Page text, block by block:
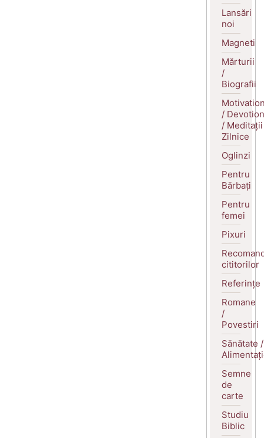
Lansări
noi
Magneti
Mărturii
/
Biografii
/
/ Meditații
Zilnice
Oglinzi
Pentru
Bărbați
Pentru
femei
Pixuri
cititorilor
Referințe
Romane
/
Povestiri
Sănătate /
Semne
de
carte
Studiu
Biblic